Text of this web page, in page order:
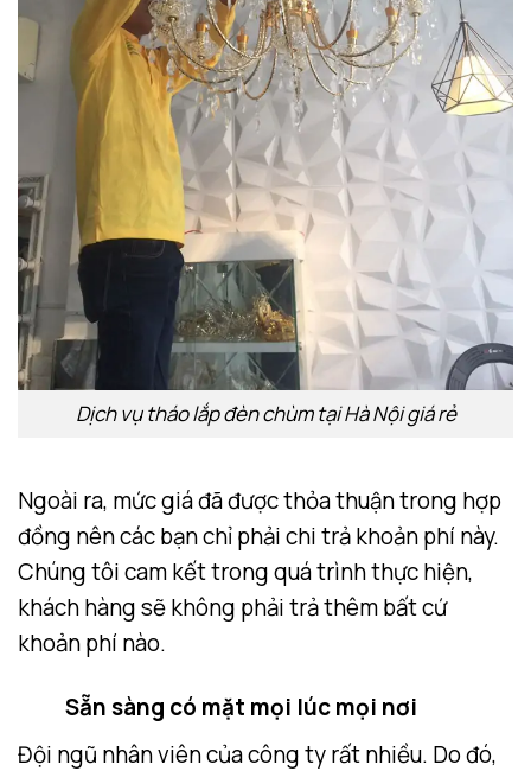
Dịch vụ tháo lắp đèn chùm tại Hà Nội giá rẻ
Ngoài ra, mức giá đã được thỏa thuận trong hợp
đồng nên các bạn chỉ phải chi trả khoản phí này.
Chúng tôi cam kết trong quá trình thực hiện,
khách hàng sẽ không phải trả thêm bất cứ
khoản phí nào.
Sẵn sàng có mặt mọi lúc mọi nơi
Đội ngũ nhân viên của công ty rất nhiều. Do đó,